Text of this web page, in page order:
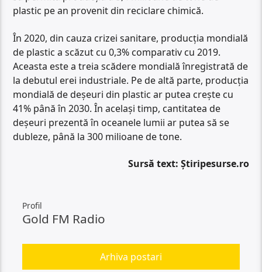
plastic pe an provenit din reciclare chimică.
În 2020, din cauza crizei sanitare, producția mondială
de plastic a scăzut cu 0,3% comparativ cu 2019.
Aceasta este a treia scădere mondială înregistrată de
la debutul erei industriale. Pe de altă parte, producția
mondială de deșeuri din plastic ar putea crește cu
41% până în 2030. În același timp, cantitatea de
deșeuri prezentă în oceanele lumii ar putea să se
dubleze, până la 300 milioane de tone.
Sursă text: Știripesurse.ro
Profil
Gold FM Radio
Arhiva postari